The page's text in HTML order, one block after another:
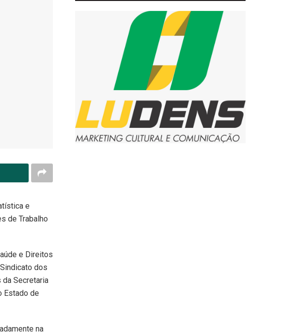
e
de Trabalho
e Direitos
dos
da Secretaria
Estado de
na